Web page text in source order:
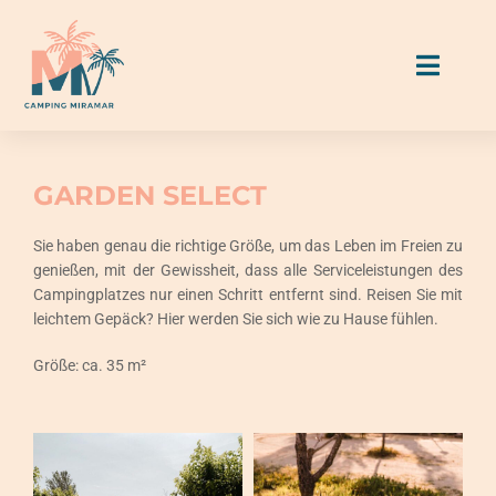
content
Toggle
Essen & Trinken
Aktivitäten & Services
Miramar Guide
GARDEN SELECT
Sie haben genau die richtige Größe, um das Leben im Freien zu
genießen, mit der Gewissheit, dass alle Serviceleistungen des
Campingplatzes nur einen Schritt entfernt sind. Reisen Sie mit
leichtem Gepäck? Hier werden Sie sich wie zu Hause fühlen.
Größe: ca. 35 m²